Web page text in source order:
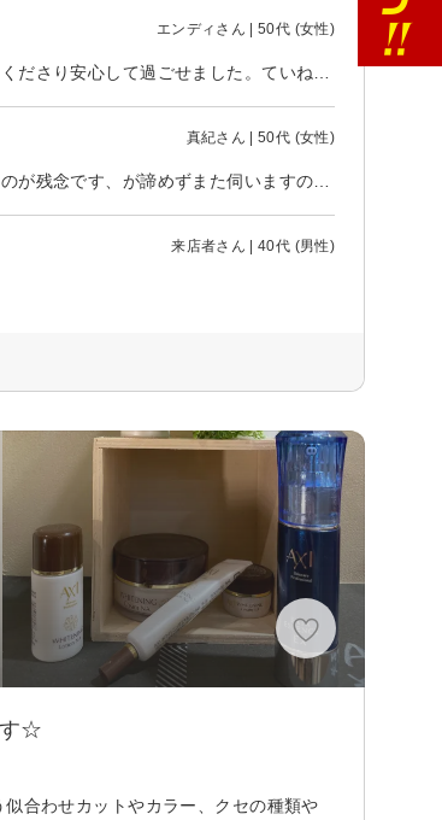
エンディさん | 50代 (女性)
真紀さん | 50代 (女性)
来店者さん | 40代 (男性)
す☆
合わせカットやカラー、クセの種類や